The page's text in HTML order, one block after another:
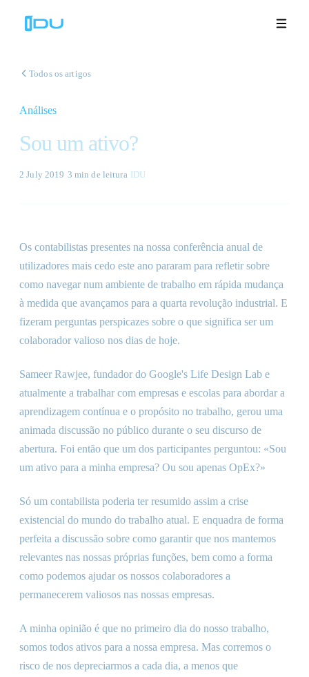
Soluções
Plataforma
Sucesso global
🇵🇹 Demonstrações
Todos os artigos
Análises
Sou um ativo?
2 July 2019 3 min de leitura· IDU
Os contabilistas presentes na nossa conferência anual de
utilizadores mais cedo este ano pararam para refletir sobre
como navegar num ambiente de trabalho em rápida mudança
à medida que avançamos para a quarta revolução industrial. E
fizeram perguntas perspicazes sobre o que significa ser um
colaborador valioso nos dias de hoje.
Sameer Rawjee, fundador do Google's Life Design Lab e
atualmente a trabalhar com empresas e escolas para abordar a
aprendizagem contínua e o propósito no trabalho, gerou uma
animada discussão no público durante o seu discurso de
abertura. Foi então que um dos participantes perguntou: «Sou
um ativo para a minha empresa? Ou sou apenas OpEx?»
Só um contabilista poderia ter resumido assim a crise
existencial do mundo do trabalho atual. E enquadra de forma
perfeita a discussão sobre como garantir que nos mantemos
relevantes nas nossas próprias funções, bem como a forma
como podemos ajudar os nossos colaboradores a
permanecerem valiosos nas nossas empresas.
A minha opinião é que no primeiro dia do nosso trabalho,
somos todos ativos para a nossa empresa. Mas corremos o
risco de nos depreciarmos a cada dia, a menos que